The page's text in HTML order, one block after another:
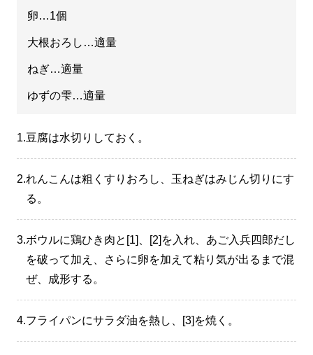
卵…1個
大根おろし…適量
ねぎ…適量
ゆずの雫…適量
1.豆腐は水切りしておく。
2.れんこんは粗くすりおろし、玉ねぎはみじん切りにす
る。
3.ボウルに鶏ひき肉と[1]、[2]を入れ、あご入兵四郎だし
を破って加え、さらに卵を加えて粘り気が出るまで混
ぜ、成形する。
4.フライパンにサラダ油を熱し、[3]を焼く。